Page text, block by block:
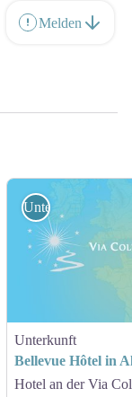
Melden
Unterkunft
Unterkunft
Bellevue Hôtel in
Hotel an der Via